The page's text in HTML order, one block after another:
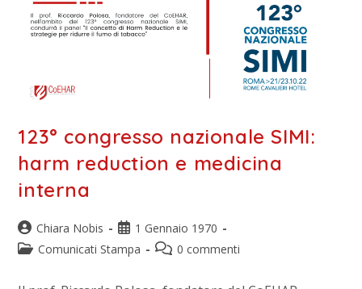
123° congresso nazionale SIMI:
harm reduction e medicina
interna
Chiara Nobis
1 Gennaio 1970
Comunicati Stampa
0 commenti